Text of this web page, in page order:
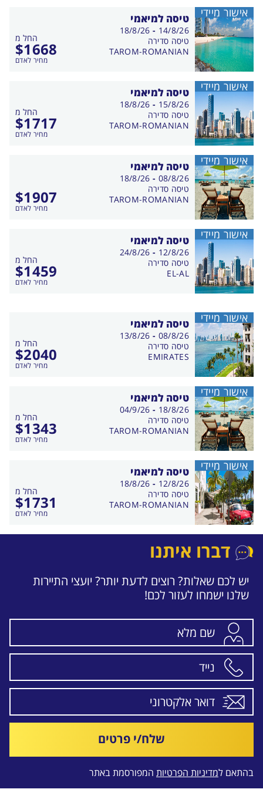
טיסה למיאמי
החל מ
$1668
מחיר לאדם
בין
התאריכים,
14/8/26
-
18/8/26
טיסה סדירה
TAROM-ROMANIAN
אישור מיידי
טיסה למיאמי
החל מ
$1717
מחיר לאדם
בין
התאריכים,
15/8/26
-
18/8/26
טיסה סדירה
TAROM-ROMANIAN
אישור מיידי
טיסה למיאמי
$1907
מחיר לאדם
בין
התאריכים,
08/8/26
-
18/8/26
טיסה סדירה
TAROM-ROMANIAN
אישור מיידי
טיסה למיאמי
החל מ
$1459
מחיר לאדם
בין
התאריכים,
12/8/26
-
24/8/26
טיסה סדירה
EL-AL
אישור מיידי
טיסה למיאמי
החל מ
$2040
מחיר לאדם
בין
התאריכים,
08/8/26
-
13/8/26
טיסה סדירה
EMIRATES
אישור מיידי
טיסה למיאמי
החל מ
$1343
מחיר לאדם
בין
התאריכים,
18/8/26
-
04/9/26
טיסה סדירה
TAROM-ROMANIAN
אישור מיידי
טיסה למיאמי
החל מ
$1731
מחיר לאדם
בין
התאריכים,
12/8/26
-
18/8/26
טיסה סדירה
TAROM-ROMANIAN
אישור מיידי
דברו איתנו
יש לכם שאלות? רוצים לדעת יותר? יועצי התיירות
שלנו ישמחו לעזור לכם!
שלח/י פרטים
בהתאם למדיניות הפרטיות המפורסמת באתר